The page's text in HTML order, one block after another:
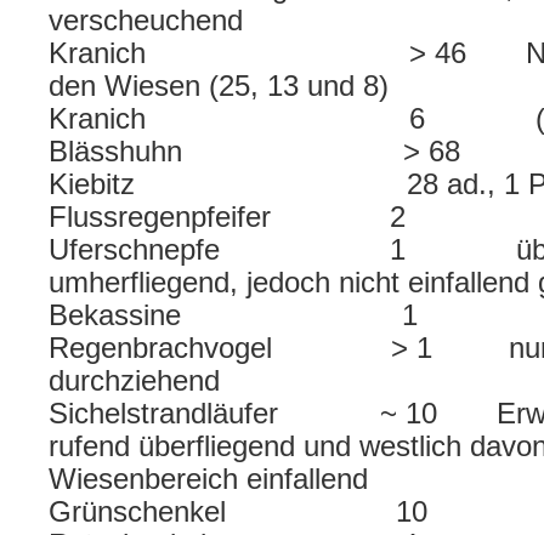
verscheuchend
Kranich > 46
den Wiesen (25, 13 und 8)
Kranich 6 (4
Blässhuhn > 68
Kiebitz 28 ad., 1
Flussregenpfeifer 2
Uferschnepfe 1 über
umherfliegend, jedoch nicht einfallend
Bekassine 1
Regenbrachvogel > 1 nur
durchziehend
Sichelstrandläufer ~ 10
rufend überfliegend und westlich
Wiesenbereich einfallend
Grünschenkel 10